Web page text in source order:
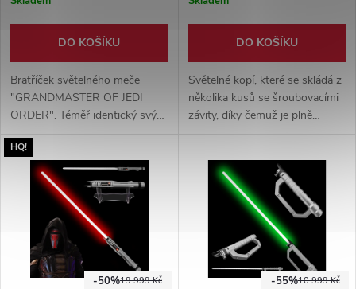
DO KOŠÍKU
Bratříček světelného meče
"GRANDMASTER OF JEDI
ORDER". Téměř identický svým
elegantní zlaté barvě a s
novějším provedením starých
funkcí.
DO KOŠÍKU
Světelné kopí, které se skládá z
několika kusů se šroubovacími
závity, díky čemuž je plně
HQ!
19 999 Kč
-50% 10 999 Kč
-55%